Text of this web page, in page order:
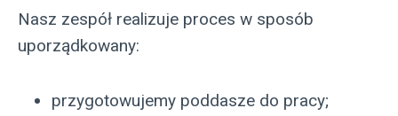
Nasz zespół realizuje proces w sposób
uporządkowany:
przygotowujemy poddasze do pracy;